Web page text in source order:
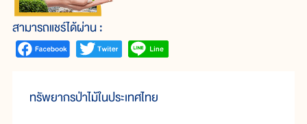
สามารถแชร์ได้ผ่าน :
ทรัพยากรป่าไม้ในประเทศไทย